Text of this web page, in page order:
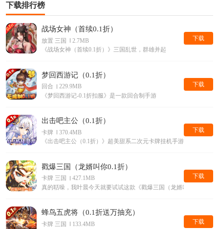
下载排行榜
战场女神（首续0.1折）
放置 三国
2.7MB
《战场女神（首续0.1折）》三国乱世，群雄并起
下载
梦回西游记（0.1折）
回合
229.9MB
《梦回西游记-0.1折扣服》是一款回合制手游
下载
出击吧主公（0.1折）
卡牌
370.4MB
《出击吧主公（0.1折）》超美甜系二次元卡牌挂机手游它来了
下载
戳爆三国（龙婿叫你0.1折）
卡牌 三国
427.1MB
真的聒噪，我叶晨今天就要试试这款《戳爆三国（龙婿叫你0.1折）
下载
蜂鸟五虎将（0.1折送万抽充）
卡牌 三国
133.4MB
下载